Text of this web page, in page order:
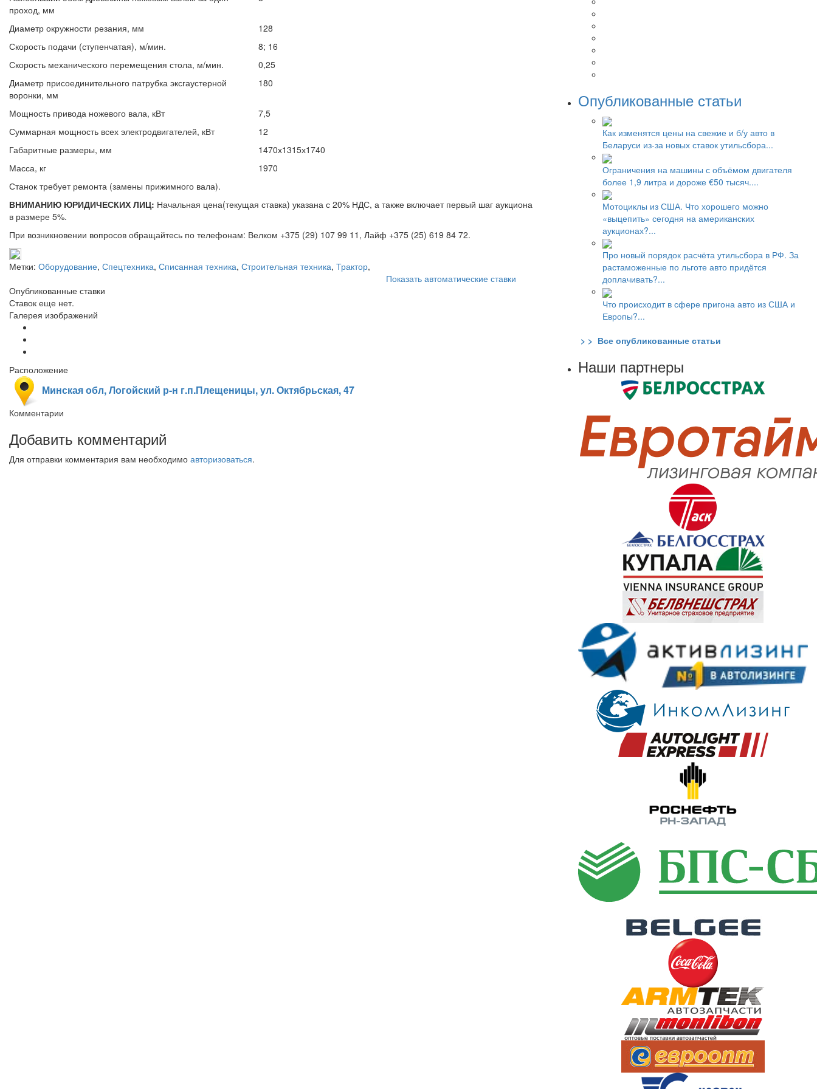
проход, мм
Диаметр окружности резания, мм
128
Скорость подачи (ступенчатая), м/мин.
8; 16
Скорость механического перемещения стола, м/мин.
0,25
Диаметр присоединительного патрубка эксгаустерной
воронки, мм
180
Мощность привода ножевого вала, кВт
7,5
Суммарная мощность всех электродвигателей, кВт
12
Габаритные размеры, мм
1470х1315х1740
Масса, кг
1970
Станок требует ремонта (замены прижимного вала).
ВНИМАНИЮ ЮРИДИЧЕСКИХ ЛИЦ: Начальная цена(текущая ставка) указана с 20% НДС, а также включает первый шаг аукциона
в размере 5%.
При возникновении вопросов обращайтесь по телефонам: Велком +375 (29) 107 99 11, Лайф +375 (25) 619 84 72.
Метки: Оборудование, Спецтехника, Списанная техника, Строительная техника, Трактор,
Показать автоматические ставки
Опубликованные ставки
Ставок еще нет.
Галерея изображений
Расположение
Минская обл, Логойский р-н г.п.Плещеницы, ул. Октябрьская, 47
Комментарии
Добавить комментарий
Для отправки комментария вам необходимо авторизоваться.
Опубликованные статьи
Как изменятся цены на свежие и б/у авто в
Беларуси из-за новых ставок утильсбора...
Ограничения на машины с объёмом двигателя
более 1,9 литра и дороже €50 тысяч....
Мотоциклы из США. Что хорошего можно
«выцепить» сегодня на американских
аукционах?...
Про новый порядок расчёта утильсбора в РФ. За
растаможенные по льготе авто придётся
доплачивать?...
Что происходит в сфере пригона авто из США и
Европы?...
> > Все опубликованные статьи
Наши партнеры